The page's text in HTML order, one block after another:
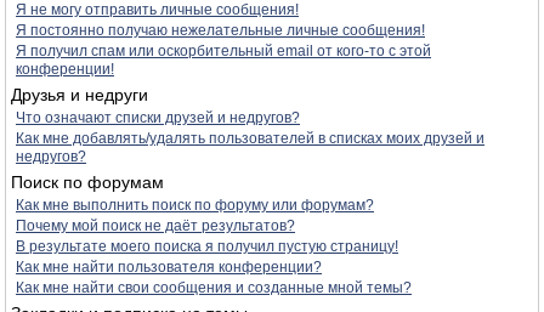
Я не могу отправить личные сообщения!
Я постоянно получаю нежелательные личные сообщения!
Я получил спам или оскорбительный email от кого-то с этой
конференции!
Друзья и недруги
Что означают списки друзей и недругов?
Как мне добавлять/удалять пользователей в списках моих друзей и
недругов?
Поиск по форумам
Как мне выполнить поиск по форуму или форумам?
Почему мой поиск не даёт результатов?
В результате моего поиска я получил пустую страницу!
Как мне найти пользователя конференции?
Как мне найти свои сообщения и созданные мной темы?